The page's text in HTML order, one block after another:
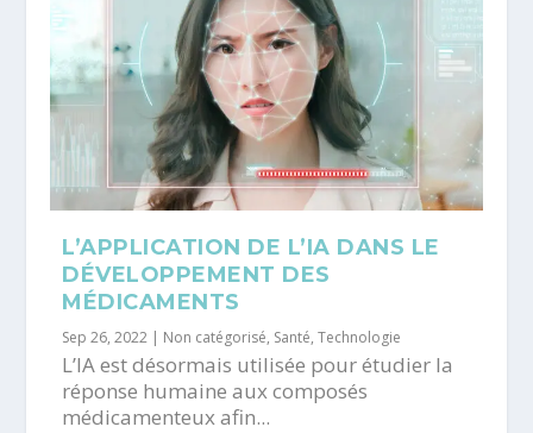
L’APPLICATION DE L’IA DANS LE
DÉVELOPPEMENT DES
MÉDICAMENTS
Sep 26, 2022 | Non catégorisé, Santé,Technologie
L’IA est désormais utilisée pour étudier la
réponse humaine aux composés
médicamenteux afin...